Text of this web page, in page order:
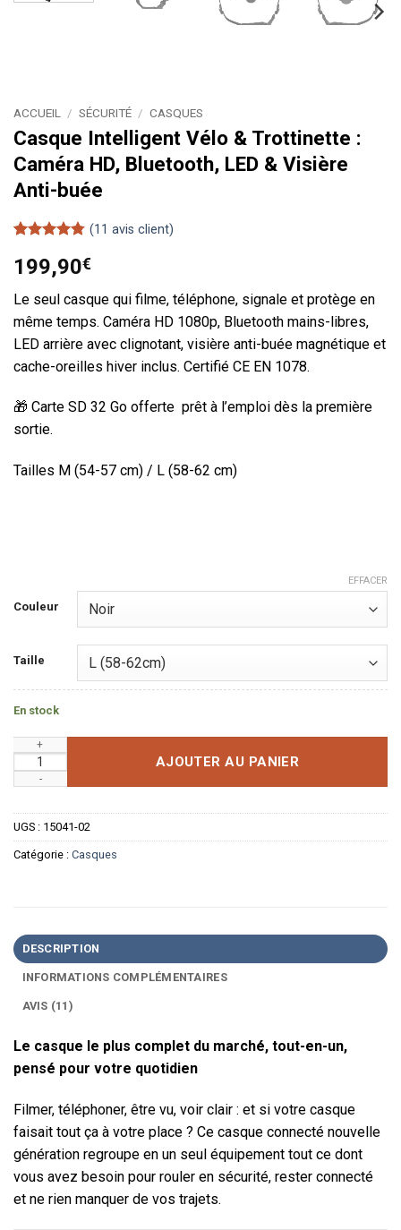
ACCUEIL / SÉCURITÉ / CASQUES
Casque Intelligent Vélo & Trottinette :
Caméra HD, Bluetooth, LED & Visière
Anti-buée
sur 5 basé
sur
notations
client
(11 avis client)
199,90€
Le seul casque qui filme, téléphone, signale et protège en
même temps. Caméra HD 1080p, Bluetooth mains-libres,
LED arrière avec clignotant, visière anti-buée magnétique et
cache-oreilles hiver inclus. Certifié CE EN 1078.
🎁 Carte SD 32 Go offerte prêt à l’emploi dès la première
sortie.
Tailles M (54-57 cm) / L (58-62 cm)
Couleur
Taille
EFFACER
En stock
quantité de Casque Intelligent Vélo & Trottinette : Caméra
AJOUTER AU PANIER
UGS : 15041-02
Catégorie : Casques
DESCRIPTION
INFORMATIONS COMPLÉMENTAIRES
AVIS (11)
Le casque le plus complet du marché, tout-en-un,
pensé pour votre quotidien
Filmer, téléphoner, être vu, voir clair : et si votre casque
faisait tout ça à votre place ? Ce casque connecté nouvelle
génération regroupe en un seul équipement tout ce dont
vous avez besoin pour rouler en sécurité, rester connecté
et ne rien manquer de vos trajets.